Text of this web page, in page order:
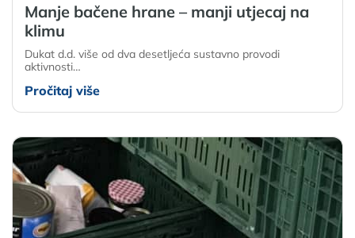
Manje bačene hrane – manji utjecaj na
klimu
Dukat d.d. više od dva desetljeća sustavno provodi
aktivnosti…
Pročitaj više